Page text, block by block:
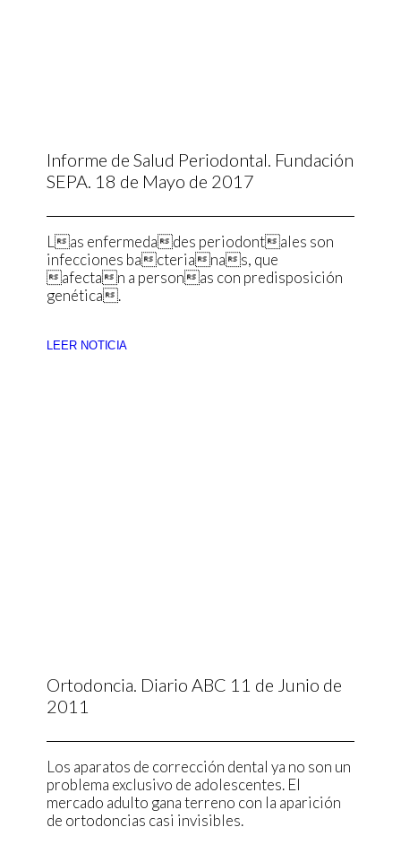
Informe de Salud Periodontal. Fundación
SEPA. 18 de Mayo de 2017
Las enfermedades periodontales son
infecciones bacterianas, que
afectan a personas con predisposición
genética.
LEER NOTICIA
Ortodoncia. Diario ABC 11 de Junio de
2011
Los aparatos de corrección dental ya no son un
problema exclusivo de adolescentes. El
mercado adulto gana terreno con la aparición
de ortodoncias casi invisibles.